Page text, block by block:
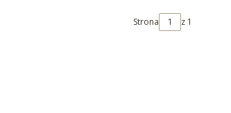
Strona z 1